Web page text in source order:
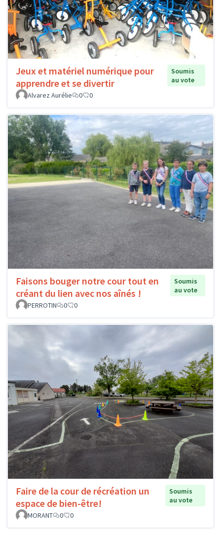
Jeux et matériel numérique pour
apprendre et se divertir
Soumis
au vote
Alvarez Aurélie
0 0
Faisons bouger notre cour tout en
créant du lien avec nos aînés !
Soumis
au vote
PERROTIN
0 0
Faire de la cour de récréation un
espace de bien-être!
Soumis
au vote
MORANT
0 0